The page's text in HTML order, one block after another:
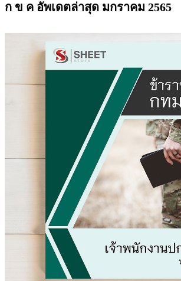
ก ข ค อัพเดตล่าสุด มกราคม 2565